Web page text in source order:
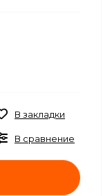
В закладки
В сравнение